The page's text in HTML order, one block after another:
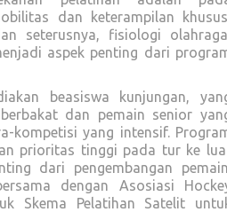
dan keterampilan
seterusnya, fisiologi
aspek penting dari
beasiswa kunjungan,
dan pemain senior
kompetisi yang intensif.
prioritas tinggi pada tur ke
dari pengembangan
dengan Asosiasi
Skema Pelatihan Satelit